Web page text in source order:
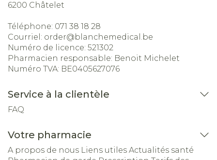
6200 Châtelet
Téléphone: 071 38 18 28
Courriel: order@blanchemedical.be
Numéro de licence: 521302
Pharmacien responsable: Benoit Michelet
Numéro TVA: BE0405627076
Service à la clientèle
FAQ
Votre pharmacie
A propos de nous Liens utiles Actualités santé